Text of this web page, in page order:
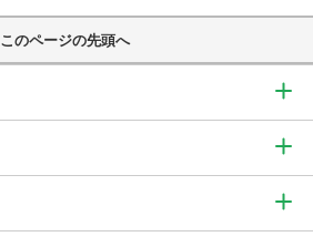
このページの先頭へ